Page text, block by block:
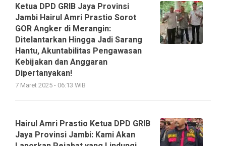
Ketua DPD GRIB Jaya Provinsi
Jambi Hairul Amri Prastio Sorot
GOR Angker di Merangin:
Ditelantarkan Hingga Jadi Sarang
Hantu, Akuntabilitas Pengawasan
Kebijakan dan Anggaran
Dipertanyakan!
7 Maret 2025 - 06:13 WIB
Hairul Amri Prastio Ketua DPD GRIB
Jaya Provinsi Jambi: Kami Akan